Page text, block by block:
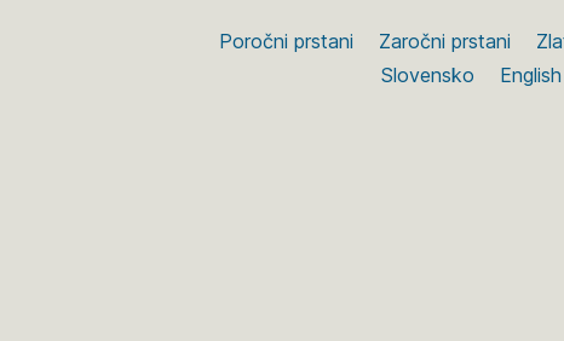
Poročni prstani Zaročni prstani
Slovensko
English